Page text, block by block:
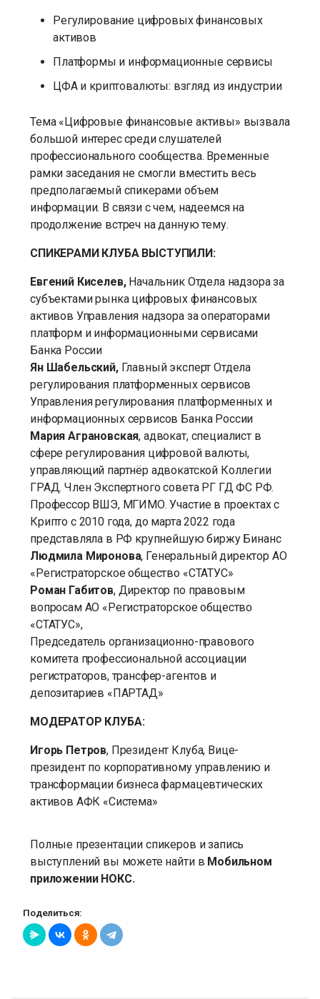
Регулирование цифровых финансовых
активов
Платформы и информационные сервисы
ЦФА и криптовалюты: взгляд из индустрии
Тема «Цифровые финансовые активы» вызвала
большой интерес среди слушателей
профессионального сообщества. Временные
рамки заседания не смогли вместить весь
предполагаемый спикерами объем
информации. В связи с чем, надеемся на
продолжение встреч на данную тему.
СПИКЕРАМИ КЛУБА ВЫСТУПИЛИ:
Евгений Киселев,Начальник Отдела надзора за
субъектами рынка цифровых финансовых
активов Управления надзора за операторами
платформ и информационными сервисами
Банка России
Ян Шабельский,Главный эксперт Отдела
регулирования платформенных сервисов
Управления регулирования платформенных и
информационных сервисов Банка России
Мария Аграновская, адвокат, специалист в
сфере регулирования цифровой валюты,
управляющий партнёр адвокатской Коллегии
ГРАД. Член Экспертного совета РГ ГД ФС РФ.
Профессор ВШЭ, МГИМО. Участие в проектах с
Крипто с 2010 года, до марта 2022 года
представляла в РФ крупнейшую биржу Бинанс
Людмила Миронова, Генеральный директор АО
«Регистраторское общество «СТАТУС»
Роман Габитов, Директор по правовым
вопросам АО «Регистраторское общество
«СТАТУС»,
Председатель организационно-правового
комитета профессиональной ассоциации
регистраторов, трансфер-агентов и
депозитариев «ПАРТАД»
МОДЕРАТОР КЛУБА:
Игорь Петров, Президент Клуба, Вице-
президент по корпоративному управлению и
трансформации бизнеса фармацевтических
активов АФК «Система»
Полные презентации спикеров и запись
выступлений вы можете найти в Мобильном
приложении НОКС.
Поделиться: